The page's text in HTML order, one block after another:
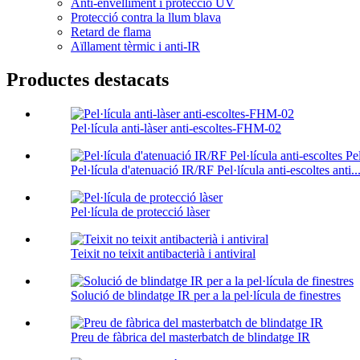
Protecció contra la llum blava
Retard de flama
Aïllament tèrmic i anti-IR
Productes destacats
Pel·lícula anti-làser anti-escoltes-FHM-02
Pel·lícula d'atenuació IR/RF Pel·lícula anti-escoltes anti...
Pel·lícula de protecció làser
Teixit no teixit antibacterià i antiviral
Solució de blindatge IR per a la pel·lícula de finestres
Preu de fàbrica del masterbatch de blindatge IR